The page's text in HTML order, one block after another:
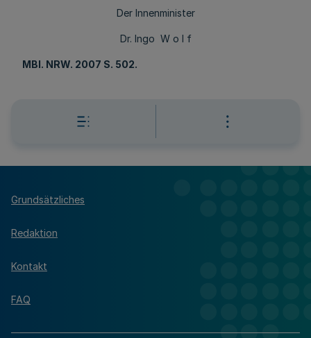
Der Innenminister
Dr. Ingo W o l f
MBl. NRW. 2007 S. 502.
Grundsätzliches
Redaktion
Kontakt
FAQ